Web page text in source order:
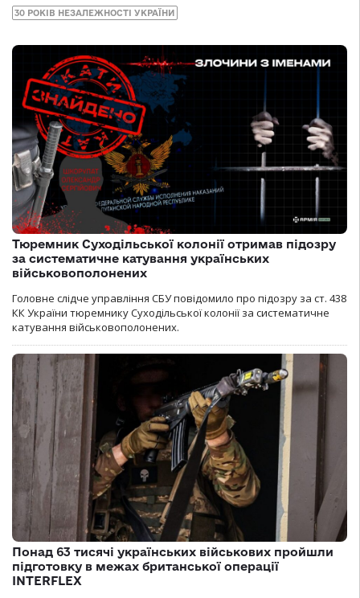
30 РОКІВ НЕЗАЛЕЖНОСТІ УКРАЇНИ
Тюремник Суходільської колонії отримав підозру
за систематичне катування українських
військовополонених
Головне слідче управління СБУ повідомило про підозру за ст. 438
КК України тюремнику Суходільської колонії за систематичне
катування військовополонених.
Понад 63 тисячі українських військових пройшли
підготовку в межах британської операції
INTERFLEX